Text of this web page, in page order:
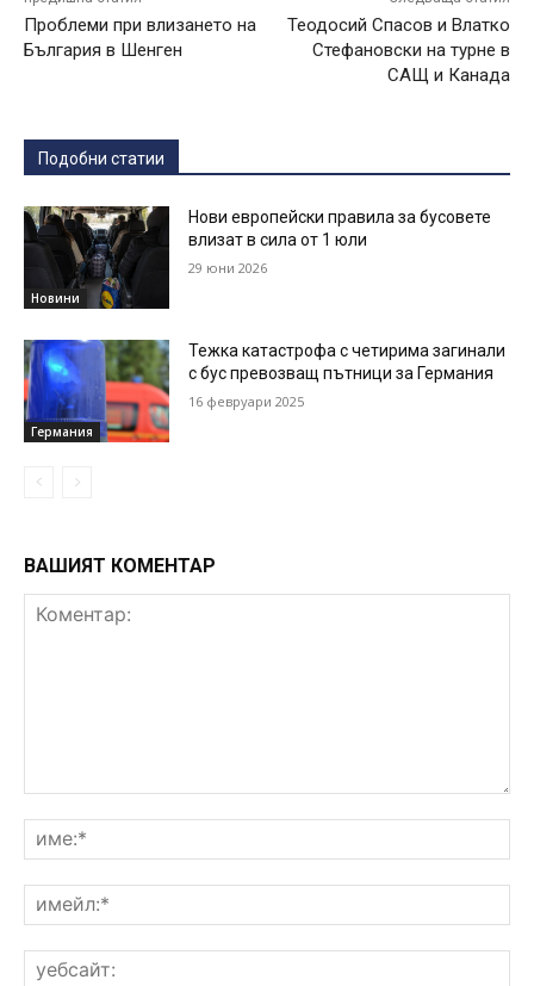
Проблеми при влизането на
България в Шенген
Теодосий Спасов и Влатко
Стефановски на турне в
САЩ и Канада
Подобни статии
Новини
Нови европейски правила за бусовете
влизат в сила от 1 юли
29 юни 2026
Германия
Тежка катастрофа с четирима загинали
с бус превозващ пътници за Германия
16 февруари 2025
ВАШИЯТ КОМЕНТАР